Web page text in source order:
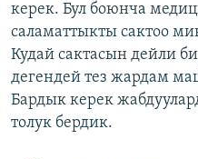
керек. Бул боюнча
саламаттыкты сактоо
Кудай сактасын дейли
дегендей тез жардам
Бардык керек
толук бердик.